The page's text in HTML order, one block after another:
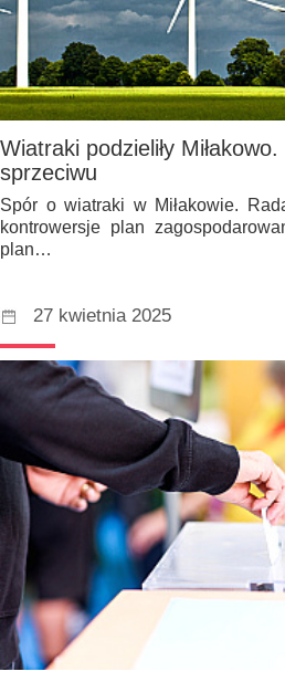
Wiatraki podzieliły
sprzeciwu
Spór o wiatraki w Miłakowie.
kontrowersje plan
plan…
27 kwietnia 2025